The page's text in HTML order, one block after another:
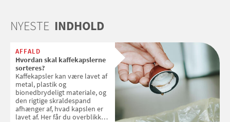
NYESTE INDHOLD
AFFALD
Hvordan skal kaffekapslerne
sorteres?
Kaffekapsler kan være lavet af
metal, plastik og
bionedbrydeligt materiale, og
den rigtige skraldespand
afhænger af, hvad kapslen er
lavet af. Her får du overblikket